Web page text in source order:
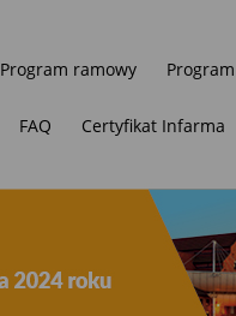
Program ramowy Program
FAQ Certyfikat Infarma